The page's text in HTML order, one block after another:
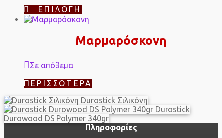
€105,00
ΕΠΙΛΟΓΉ Αυτό
το
προϊόν
έχει
πολλαπλές
μπορούν
να
επιλεγούν
στη
σελίδα
του
προϊόντος
Μαρμαρόσκονη
Σε απόθεμα
ΠΕΡΙΣΣΌΤΕΡΑ
Durostick Σιλικόνη
Durostick
Durowood DS Polymer 340gr
Πληροφορίες